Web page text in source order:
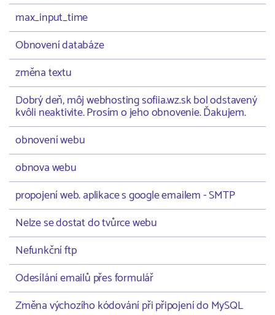
max_input_time
Obnovení databáze
změna textu
Dobrý deň, môj webhosting sofiia.wz.sk bol odstavený
kvôli neaktivite. Prosím o jeho obnovenie. Ďakujem.
obnovení webu
obnova webu
propojení web. aplikace s google emailem - SMTP
Nelze se dostat do tvůrce webu
Nefunkční ftp
Odesílání emailů přes formulář
Změna výchozího kódování při připojení do MySQL